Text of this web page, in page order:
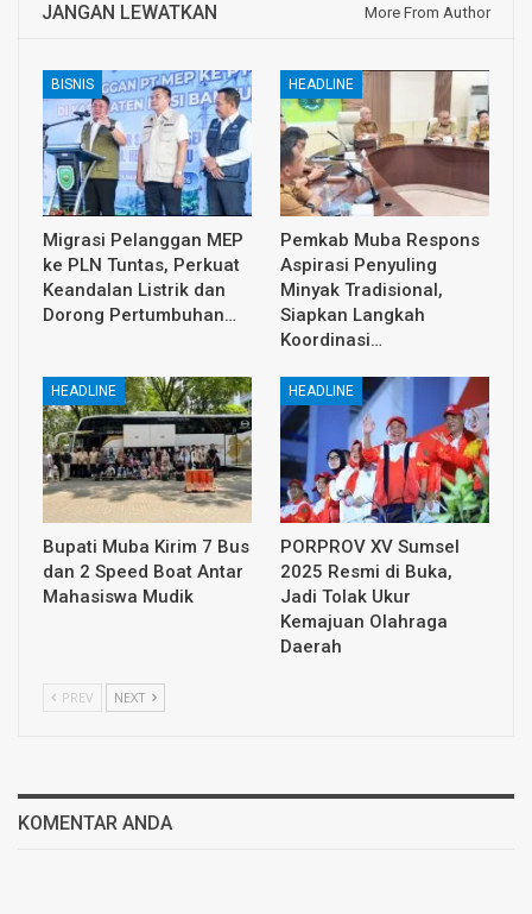
JANGAN LEWATKAN More From Author
BISNIS
Migrasi Pelanggan MEP
ke PLN Tuntas, Perkuat
Keandalan Listrik dan
Dorong Pertumbuhan…
HEADLINE
Pemkab Muba Respons
Aspirasi Penyuling
Minyak Tradisional,
Siapkan Langkah
Koordinasi…
HEADLINE
Bupati Muba Kirim 7 Bus
dan 2 Speed Boat Antar
Mahasiswa Mudik
HEADLINE
PORPROV XV Sumsel
2025 Resmi di Buka,
Jadi Tolak Ukur
Kemajuan Olahraga
Daerah
PREV NEXT
KOMENTAR ANDA